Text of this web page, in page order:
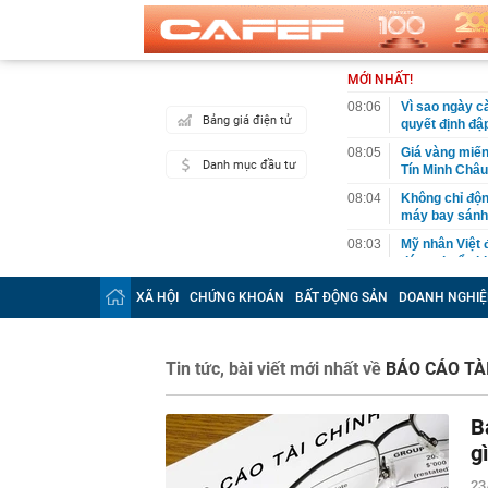
Bảng giá điện tử
Danh mục đầu tư
MỚI NHẤT!
08:06
Vì sao ngày
quyết định
08:05
Giá vàng
Tín Minh
08:04
Không chỉ
máy bay
08:03
Mỹ nhân
dáng chuẩn
08:00
Công bố 10
nhất: 19.000
07:55
Lắc vàng 3
07:55
Nơi sản xuất
Vận hành
07:52
TikTok đóng
XÃ HỘI CHỨNG KHOÁN BẤT ĐỘNG SẢN DOANH
Tin tức, bài viết mới nhất về BÁO CÁO